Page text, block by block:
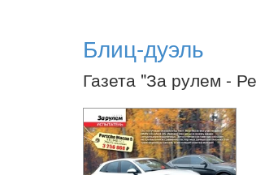
Блиц-дуэль
Газета "За рулем -